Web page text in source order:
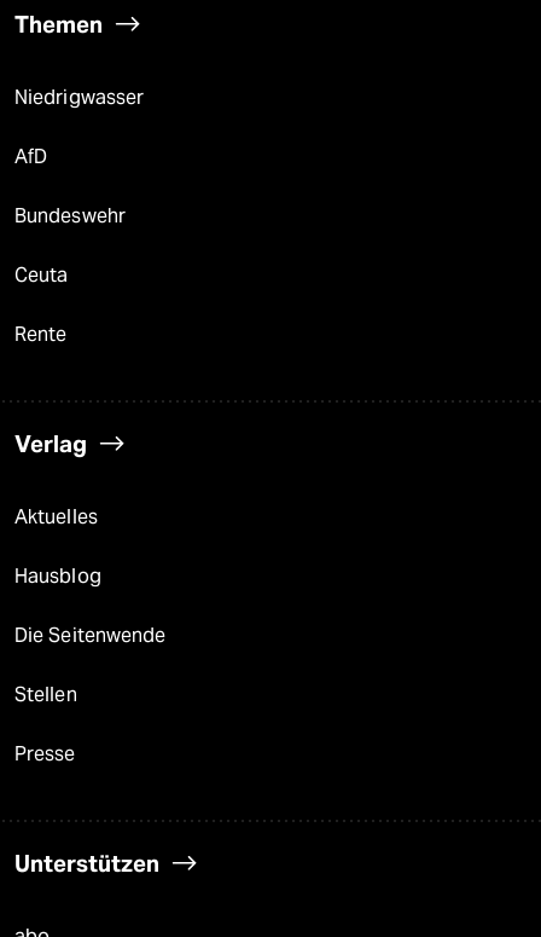
Themen
Niedrigwasser
AfD
Bundeswehr
Ceuta
Rente
Verlag
Aktuelles
Hausblog
Die Seitenwende
Stellen
Presse
Unterstützen